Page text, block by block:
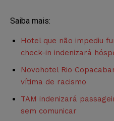
Saiba mais:
Hotel que não impediu
check-in indenizará
Novohotel Rio
vítima de racismo
TAM indenizará
sem comunicar